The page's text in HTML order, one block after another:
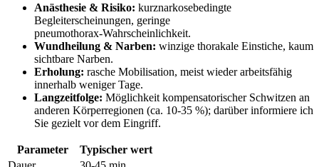
Anästhesie & Risiko: kurznarkosebedingte
‌Begleiterscheinungen, geringe
pneumothorax‑Wahrscheinlichkeit.
Wundheilung & Narben: winzige thorakale Einstiche, kaum
sichtbare Narben.
Erholung: rasche Mobilisation, meist wieder arbeitsfähig
innerhalb weniger Tage.
Langzeitfolge: Möglichkeit ⁣kompensatorischer ⁣Schwitzen an‌
anderen‌ Körperregionen (ca. 10-35‌ %);‌ darüber informiere ich
Sie gezielt vor dem ‌Eingriff.
Parameter
Typischer wert